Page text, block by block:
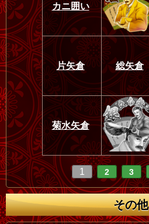
カニ囲い
片矢倉 総矢倉
菊水矢倉
1 2 3
その他